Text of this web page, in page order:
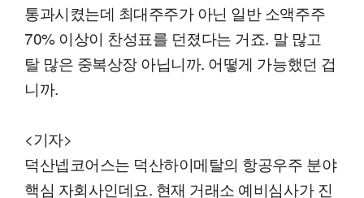
통과시켰는데 최대주주가 아닌 일반 소액주주
70% 이상이 찬성표를 던졌다는 거죠. 말 많고
탈 많은 중복상장 아닙니까. 어떻게 가능했던 겁
니까.
<기자>
덕산넵코어스는 덕산하이메탈의 항공우주 분야
핵심 자회사인데요. 현재 거래소 예비심사가 진